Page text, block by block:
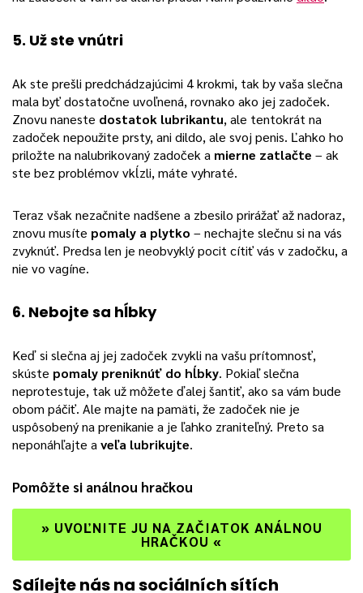
5. Už ste vnútri
Ak ste prešli predchádzajúcimi 4 krokmi, tak by vaša slečna
mala byť dostatočne uvoľnená, rovnako ako jej zadoček.
Znovu naneste dostatok lubrikantu, ale tentokrát na
zadoček nepoužite prsty, ani dildo, ale svoj penis. Ľahko ho
priložte na nalubrikovaný zadoček a mierne zatlačte – ak
ste bez problémov vkĺzli, máte vyhraté.
Teraz však nezačnite nadšene a zbesilo prirážať až nadoraz,
znovu musíte pomaly a plytko – nechajte slečnu si na vás
zvyknúť. Predsa len je neobvyklý pocit cítiť vás v zadočku, a
nie vo vagíne.
6. Nebojte sa hĺbky
Keď si slečna aj jej zadoček zvykli na vašu prítomnosť,
skúste pomaly preniknúť do hĺbky. Pokiaľ slečna
neprotestuje, tak už môžete ďalej šantiť, ako sa vám bude
obom páčiť. Ale majte na pamäti, že zadoček nie je
uspôsobený na prenikanie a je ľahko zraniteľný. Preto sa
neponáhľajte a veľa lubrikujte.
Pomôžte si análnou hračkou
» UVOĽNITE JU NA ZAČIATOK ANÁLNOU
HRAČKOU «